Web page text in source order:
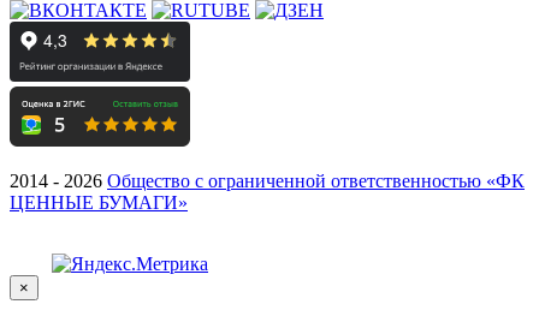
2014 - 2026 Общество с ограниченной ответственностью «ФК
ЦЕННЫЕ БУМАГИ»
×